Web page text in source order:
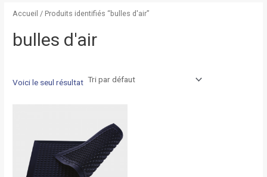
Accueil / Produits identifiés “bulles d'air”
bulles d'air
Voici le seul résultat